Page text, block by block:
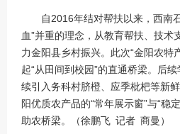
自2016年结对帮扶以来，西南
血”并重的理念，从教育帮扶、技术
力金阳县乡村振兴。此次“金阳农特
起“从田间到校园”的直通桥梁。后
续引入务科村脐橙、应季枇杷等新
阳优质农产品的“常年展示窗”与“稳
助农桥梁。（徐鹏飞 记者 商曼）